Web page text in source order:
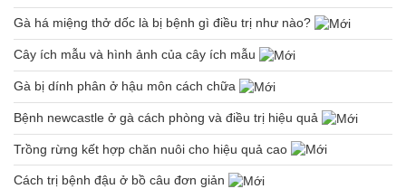
Gà há miệng thở dốc là bị bệnh gì điều trị như nào?
Cây ích mẫu và hình ảnh của cây ích mẫu
Gà bị dính phân ở hậu môn cách chữa
Bệnh newcastle ở gà cách phòng và điều trị hiệu quả
Trồng rừng kết hợp chăn nuôi cho hiệu quả cao
Cách trị bệnh đậu ở bồ câu đơn giản